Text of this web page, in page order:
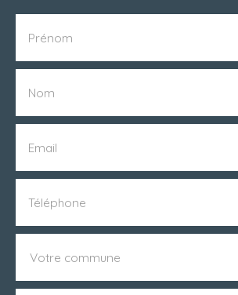
Prénom
Nom
Email
Téléphone
Votre commune